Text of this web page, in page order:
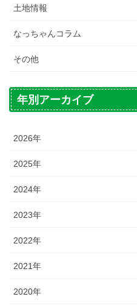
土地情報
なっちゃんコラム
その他
年別アーカイブ
2026年
2025年
2024年
2023年
2022年
2021年
2020年